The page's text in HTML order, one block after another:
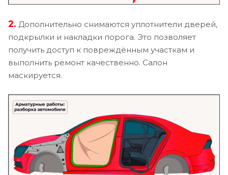
2. Дополнительно снимаются уплотнители дверей,
подкрылки и накладки порога. Это позволяет
получить доступ к повреждённым участкам и
выполнить ремонт качественно. Салон
маскируется.